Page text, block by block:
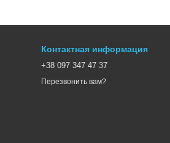
Контактная информация
+38 097 347 47 37
Перезвонить вам?